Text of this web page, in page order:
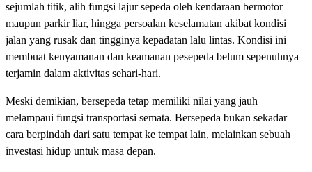
sejumlah titik, alih fungsi lajur sepeda oleh kendaraan bermotor
maupun parkir liar, hingga persoalan keselamatan akibat kondisi
jalan yang rusak dan tingginya kepadatan lalu lintas. Kondisi ini
membuat kenyamanan dan keamanan pesepeda belum sepenuhnya
terjamin dalam aktivitas sehari-hari.
Meski demikian, bersepeda tetap memiliki nilai yang jauh
melampaui fungsi transportasi semata. Bersepeda bukan sekadar
cara berpindah dari satu tempat ke tempat lain, melainkan sebuah
investasi hidup untuk masa depan.